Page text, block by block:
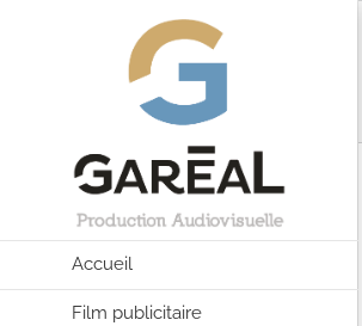
Accueil
Film publicitaire